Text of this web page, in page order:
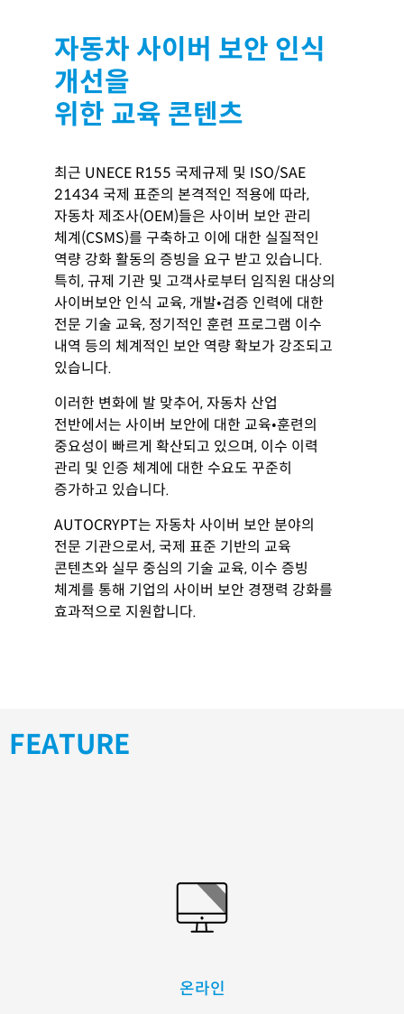
자동차 사이버 보안 인식
개선을
위한 교육 콘텐츠
최근 UNECE R155 국제규제 및 ISO/SAE
21434 국제 표준의 본격적인 적용에 따라,
자동차 제조사(OEM)들은 사이버 보안 관리
체계(CSMS)를 구축하고 이에 대한 실질적인
역량 강화 활동의 증빙을 요구 받고 있습니다.
특히, 규제 기관 및 고객사로부터 임직원 대상의
사이버보안 인식 교육, 개발•검증 인력에 대한
전문 기술 교육, 정기적인 훈련 프로그램 이수
내역 등의 체계적인 보안 역량 확보가 강조되고
있습니다.
이러한 변화에 발 맞추어, 자동차 산업
전반에서는 사이버 보안에 대한 교육•훈련의
중요성이 빠르게 확산되고 있으며, 이수 이력
관리 및 인증 체계에 대한 수요도 꾸준히
증가하고 있습니다.
AUTOCRYPT는 자동차 사이버 보안 분야의
전문 기관으로서, 국제 표준 기반의 교육
콘텐츠와 실무 중심의 기술 교육, 이수 증빙
체계를 통해 기업의 사이버 보안 경쟁력 강화를
효과적으로 지원합니다.
FEATURE
온라인